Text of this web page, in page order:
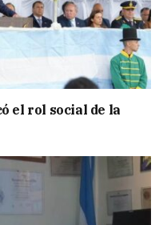
el rol social de la